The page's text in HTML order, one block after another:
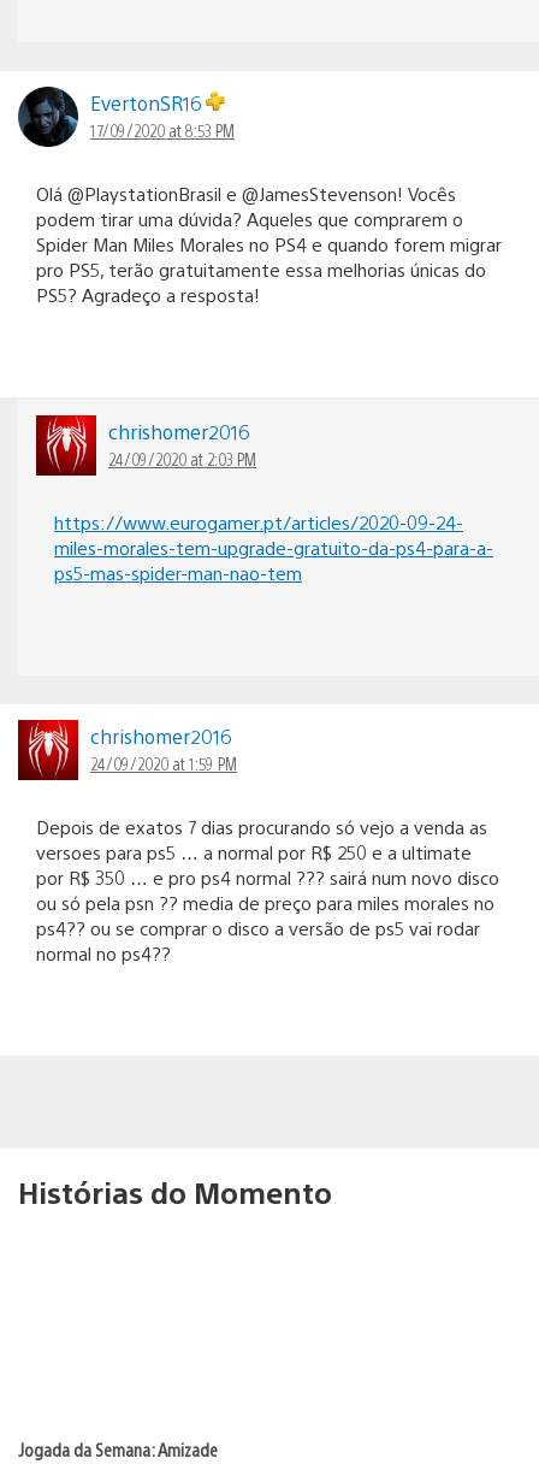
EvertonSR16
17/09/2020 at 8:53 PM
Olá @PlaystationBrasil e @JamesStevenson! Vocês
podem tirar uma dúvida? Aqueles que comprarem o
Spider Man Miles Morales no PS4 e quando forem migrar
pro PS5, terão gratuitamente essa melhorias únicas do
PS5? Agradeço a resposta!
chrishomer2016
24/09/2020 at 2:03 PM
https://www.eurogamer.pt/articles/2020-09-24-
miles-morales-tem-upgrade-gratuito-da-ps4-para-a-
ps5-mas-spider-man-nao-tem
chrishomer2016
24/09/2020 at 1:59 PM
Depois de exatos 7 dias procurando só vejo a venda as
versoes para ps5 … a normal por R$ 250 e a ultimate
por R$ 350 … e pro ps4 normal ??? sairá num novo disco
ou só pela psn ?? media de preço para miles morales no
ps4?? ou se comprar o disco a versão de ps5 vai rodar
normal no ps4??
Histórias do Momento
Jogada da Semana: Amizade